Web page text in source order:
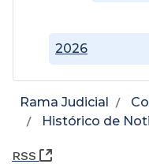
2026
Rama Judicial
Histórico de
RSS (Abre una